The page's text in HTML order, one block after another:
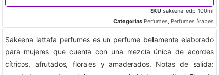
SKU sakeena-edp-100ml
Categorías Perfumes, Perfumes Árabes
Sakeena lattafa perfumes es un perfume bellamente elaborado
para mujeres que cuenta con una mezcla única de acordes
cítricos, afrutados, florales y amaderados. Notas de salida: